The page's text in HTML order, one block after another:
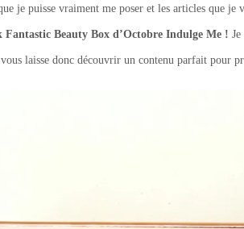
je puisse vraiment me poser et les articles que je
Fantastic Beauty Box d’Octobre Indulge Me !
laisse donc découvrir un contenu parfait pour